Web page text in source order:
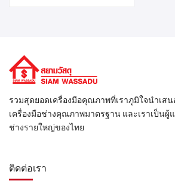
รวมสุดยอดเครื่องมือคุณภาพที่เราภูมิใจนำเส
เครื่องมือช่างคุณภาพมาตรฐาน และเราเป็นผู้
ช่างรายใหญ่ของไทย
ติดต่อเรา